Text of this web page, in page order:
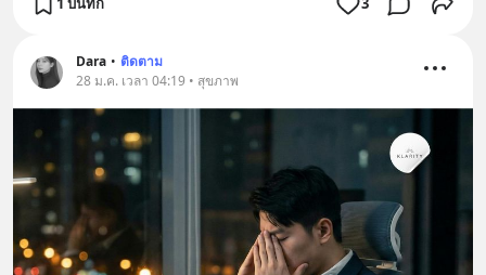
Dara • ติดตาม
28 ม.ค. เวลา 04:19 • สุขภาพ